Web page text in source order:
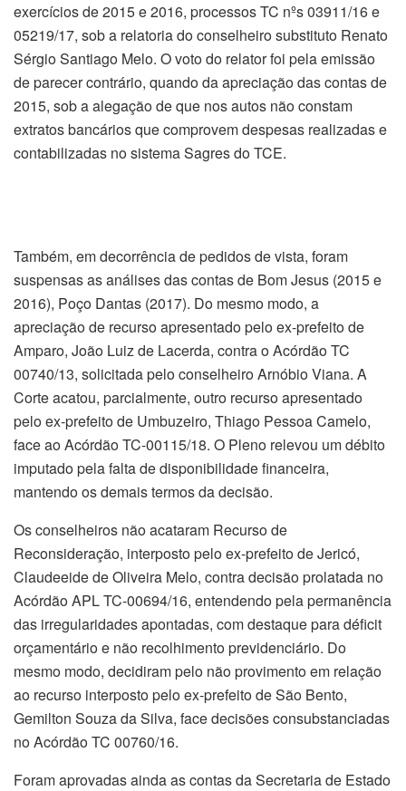
exercícios de 2015 e 2016, processos TC nºs 03911/16 e
05219/17, sob a relatoria do conselheiro substituto Renato
Sérgio Santiago Melo. O voto do relator foi pela emissão
de parecer contrário, quando da apreciação das contas de
2015, sob a alegação de que nos autos não constam
extratos bancários que comprovem despesas realizadas e
contabilizadas no sistema Sagres do TCE.
Também, em decorrência de pedidos de vista, foram
suspensas as análises das contas de Bom Jesus (2015 e
2016), Poço Dantas (2017). Do mesmo modo, a
apreciação de recurso apresentado pelo ex-prefeito de
Amparo, João Luiz de Lacerda, contra o Acórdão TC
00740/13, solicitada pelo conselheiro Arnóbio Viana. A
Corte acatou, parcialmente, outro recurso apresentado
pelo ex-prefeito de Umbuzeiro, Thiago Pessoa Camelo,
face ao Acórdão TC-00115/18. O Pleno relevou um débito
imputado pela falta de disponibilidade financeira,
mantendo os demais termos da decisão.
Os conselheiros não acataram Recurso de
Reconsideração, interposto pelo ex-prefeito de Jericó,
Claudeeide de Oliveira Melo, contra decisão prolatada no
Acórdão APL TC-00694/16, entendendo pela permanência
das irregularidades apontadas, com destaque para déficit
orçamentário e não recolhimento previdenciário. Do
mesmo modo, decidiram pelo não provimento em relação
ao recurso interposto pelo ex-prefeito de São Bento,
Gemilton Souza da Silva, face decisões consubstanciadas
no Acórdão TC 00760/16.
Foram aprovadas ainda as contas da Secretaria de Estado